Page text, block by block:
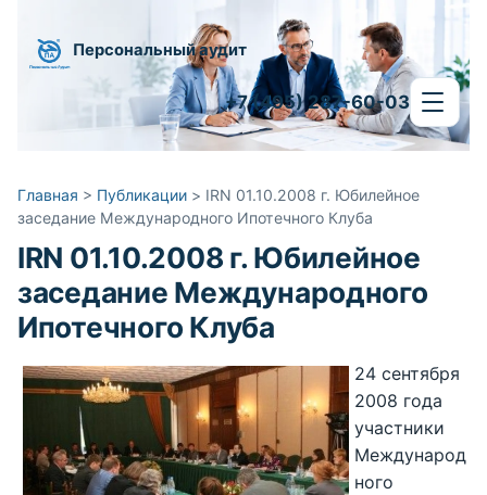
Персональный аудит
+7 (495) 287-60-03
Главная > Публикации > IRN 01.10.2008 г. Юбилейное
заседание Международного Ипотечного Клуба
IRN 01.10.2008 г. Юбилейное
заседание Международного
Ипотечного Клуба
24 сентября
2008 года
участники
Международ
ного